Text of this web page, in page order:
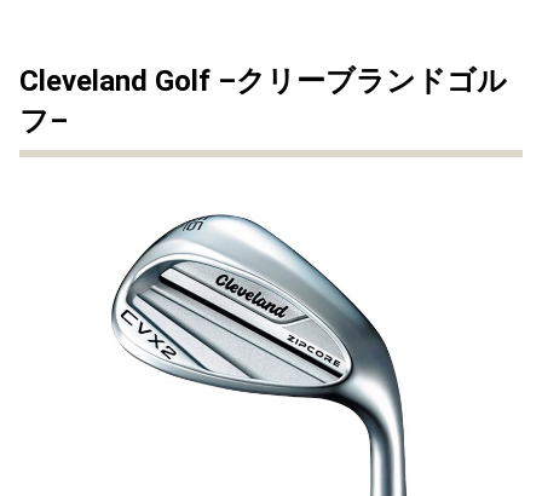
Cleveland Golf –クリーブランドゴル
フ–